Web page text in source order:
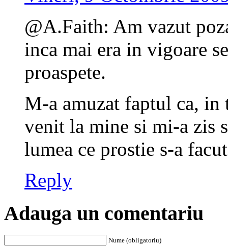
@A.Faith: Am vazut
inca mai era in vigoare
proaspete.
M-a amuzat faptul ca, in
venit la mine si mi-a zis
lumea ce prostie s-a
Reply
Adauga un comentariu
Nume (obligatoriu)